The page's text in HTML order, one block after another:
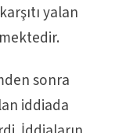
yalan
sonra
iddiada